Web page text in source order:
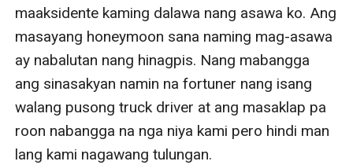
maaksidente kaming dalawa nang asawa ko. Ang
masayang honeymoon sana naming mag-asawa
ay nabalutan nang hinagpis. Nang mabangga
ang sinasakyan namin na fortuner nang isang
walang pusong truck driver at ang masaklap pa
roon nabangga na nga niya kami pero hindi man
lang kami nagawang tulungan.